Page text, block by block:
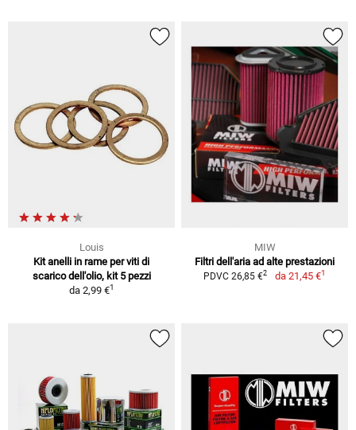
Louis
Kit anelli in rame per viti di
scarico dell'olio, kit 5 pezzi
da 2,99 €1
MIW
Filtri dell'aria ad alte prestazioni
PDVC 26,85 €2 da 21,45 €1